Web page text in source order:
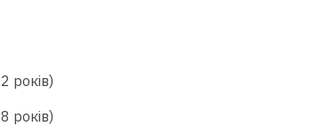
років)
років)